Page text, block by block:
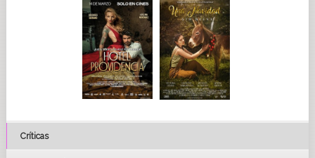
Críticas